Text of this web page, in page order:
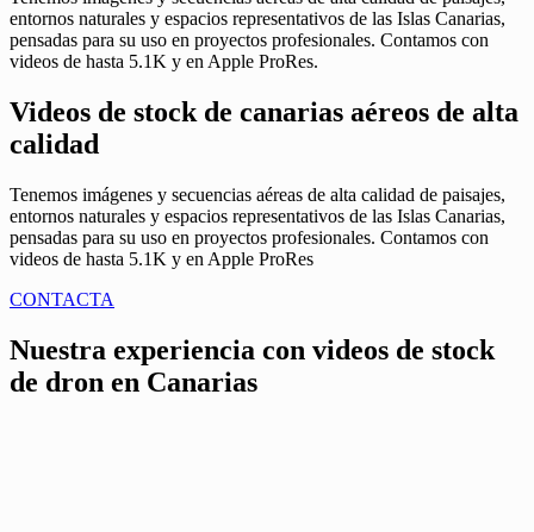
entornos naturales y espacios representativos de las Islas Canarias,
pensadas para su uso en proyectos profesionales. Contamos con
videos de hasta 5.1K y en Apple ProRes.
Videos de stock de canarias aéreos de alta
calidad
Tenemos imágenes y secuencias aéreas de alta calidad de paisajes,
entornos naturales y espacios representativos de las Islas Canarias,
pensadas para su uso en proyectos profesionales. Contamos con
videos de hasta 5.1K y en Apple ProRes
CONTACTA
Nuestra experiencia con videos de stock
de dron en Canarias